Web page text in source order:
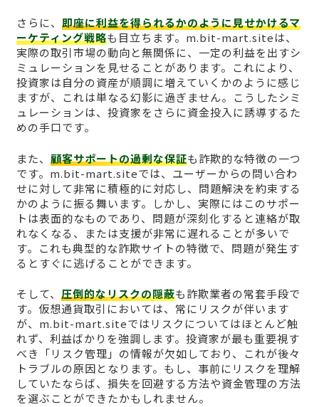
さらに、 即座に利益を得られるかのように見せかけるマ
ーケティング戦略も目立ちます。m.bit-mart.siteは、
実際の取引市場の動向と無関係に、一定の利益を出すシ
ミュレーションを見せることがあります。これにより、
投資家は自分の資産が順調に増えていくかのように感じ
ますが、これは単なる幻影に過ぎません。こうしたシミ
ュレーションは、投資家をさらに資金投入に誘導するた
めの手口です。
また、 顧客サポートの過剰な保証も詐欺的な特徴の一つ
です。m.bit-mart.siteでは、ユーザーからの問い合わ
せに対して非常に積極的に対応し、問題解決を約束する
かのように振る舞います。しかし、実際にはこのサポー
トは表面的なものであり、問題が深刻化すると連絡が取
れなくなる、または支援が非常に遅れることが多いで
す。これも典型的な詐欺サイトの特徴で、問題が発生す
るとすぐに逃げることができます。
そして、 圧倒的なリスクの隠蔽も詐欺業者の常套手段で
す。仮想通貨取引においては、常にリスクが伴います
が、m.bit-mart.siteではリスクについてはほとんど触
れず、利益ばかりを強調します。投資家が最も重要視す
べき「リスク管理」の情報が欠如しており、これが後々
トラブルの原因となります。もし、事前にリスクを理解
していたならば、損失を回避する方法や資金管理の方法
を選ぶことができたかもしれません。